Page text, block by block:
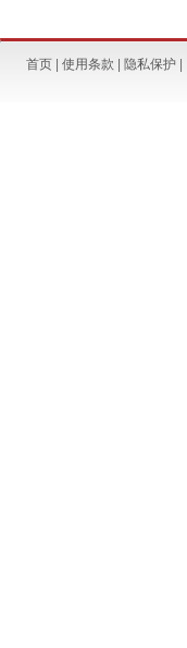
首页| 使用条款 隐私保护|